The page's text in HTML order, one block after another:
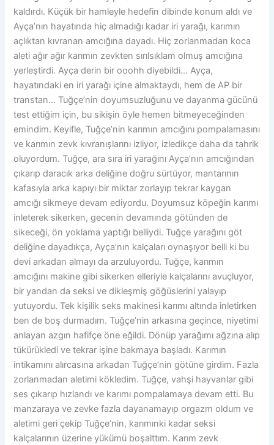
kaldırdı. Küçük bir hamleyle hedefin dibinde konum aldı ve
Ayça’nın hayatında hiç almadığı kadar iri yarağı, karımın
açlıktan kıvranan amcığına dayadı. Hiç zorlanmadan koca
aleti ağır ağır karımın zevkten sırılsıklam olmuş amcığına
yerleştirdi. Ayça derin bir ooohh diyebildi… Ayça,
hayatındaki en iri yarağı içine almaktaydı, hem de AP bir
transtan… Tuğçe’nin doyumsuzluğunu ve dayanma gücünü
test ettiğim için, bu sikişin öyle hemen bitmeyeceğinden
emindim. Keyifle, Tuğçe’nin karımın amcığını pompalamasını
ve karımın zevk kıvranışlarını izliyor, izledikçe daha da tahrik
oluyordum. Tuğçe, ara sıra iri yarağını Ayça’nın amcığından
çıkarıp daracık arka deliğine doğru sürtüyor, mantarının
kafasıyla arka kapıyı bir miktar zorlayıp tekrar kaygan
amcığı sikmeye devam ediyordu. Doyumsuz köpeğin karımı
inleterek sikerken, gecenin devamında götünden de
sikeceği, ön yoklama yaptığı belliydi. Tuğçe yarağını göt
deliğine dayadıkça, Ayça’nın kalçaları oynaşıyor belli ki bu
devi arkadan almayı da arzuluyordu. Tuğçe, karımın
amcığını makine gibi sikerken elleriyle kalçalarını avuçluyor,
bir yandan da seksi ve dikleşmiş göğüslerini yalayıp
yutuyordu. Tek kişilik seks makinesi karımı altında inletirken
ben de boş durmadım. Tuğçe’nin arkasına geçince, niyetimi
anlayan azgın hafifçe öne eğildi. Dönüp yarağımı ağzına alıp
tükürükledi ve tekrar işine bakmaya başladı. Karımın
intikamını alırcasına arkadan Tuğçe’nin götüne girdim. Fazla
zorlanmadan aletimi kökledim. Tuğçe, vahşi hayvanlar gibi
ses çıkarıp hızlandı ve karımı pompalamaya devam etti. Bu
manzaraya ve zevke fazla dayanamayıp orgazm oldum ve
aletimi geri çekip Tuğçe’nin, karımınki kadar seksi
kalçalarının üzerine yükümü boşalttım. Karım zevk